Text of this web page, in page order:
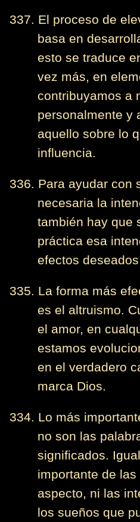
337. El proceso de
basa en
esto se traduce
vez más, en
contribuyamos a
personalmente y
aquello sobre lo
influencia.
336. Para ayudar con
necesaria la
también hay que
práctica esa
efectos
335. La forma más
es el altruismo.
el amor, en
estamos
en el verdadero
marca Dios.
334. Lo más
no son las
significados.
importante de
aspecto, ni las
los sueños que